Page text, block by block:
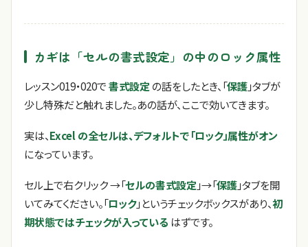
カギは「セルの書式設定」の中のロック属性
レッスン019・020で書式設定 の話をしたとき、「保護」タブが
少し特殊だと触れました。あの話が、ここで効いてきます。
実は、Excel の全セルは、デフォルトで「ロック」属性がオン
になっています。
セル上で右クリック →「セルの書式設定」→「保護」タブを開
いてみてください。「ロック」というチェックボックスがあり、初
期状態ではチェックが入っている はずです。